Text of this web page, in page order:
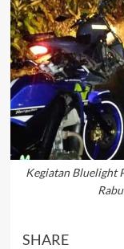
Kegiatan Bluelight
SHARE